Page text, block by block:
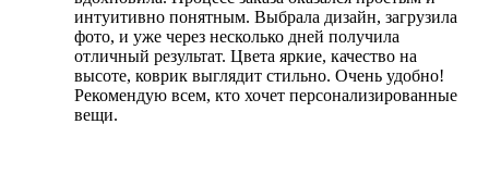
интуитивно понятным. Выбрала дизайн, загрузила
фото, и уже через несколько дней получила
отличный результат. Цвета яркие, качество на
высоте, коврик выглядит стильно. Очень удобно!
Рекомендую всем, кто хочет персонализированные
вещи.